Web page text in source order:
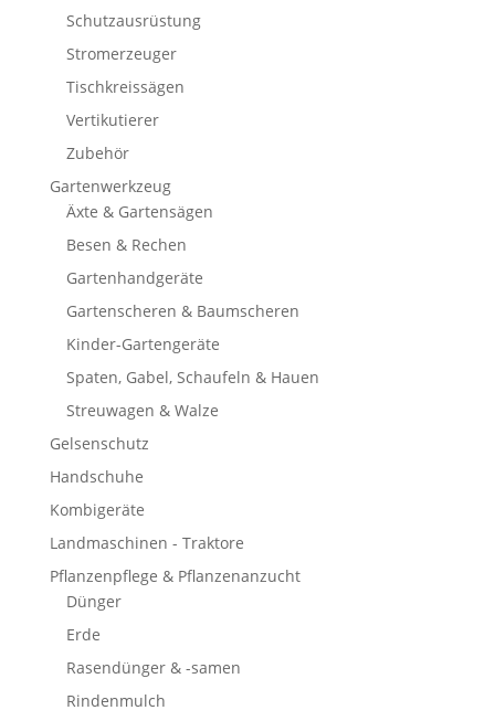
Schutzausrüstung
Stromerzeuger
Tischkreissägen
Vertikutierer
Zubehör
Gartenwerkzeug
Äxte & Gartensägen
Besen & Rechen
Gartenhandgeräte
Gartenscheren & Baumscheren
Kinder-Gartengeräte
Spaten, Gabel, Schaufeln & Hauen
Streuwagen & Walze
Gelsenschutz
Handschuhe
Kombigeräte
Landmaschinen - Traktore
Pflanzenpflege & Pflanzenanzucht
Dünger
Erde
Rasendünger & -samen
Rindenmulch